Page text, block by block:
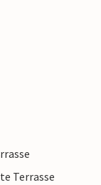
Terrasse